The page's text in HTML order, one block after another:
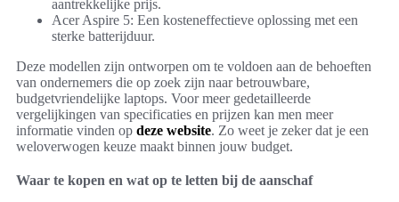
aantrekkelijke prijs.
Acer Aspire 5: Een kosteneffectieve oplossing met een
sterke batterijduur.
Deze modellen zijn ontworpen om te voldoen aan de behoeften
van ondernemers die op zoek zijn naar betrouwbare,
budgetvriendelijke laptops. Voor meer gedetailleerde
vergelijkingen van specificaties en prijzen kan men meer
informatie vinden op deze website. Zo weet je zeker dat je een
weloverwogen keuze maakt binnen jouw budget.
Waar te kopen en wat op te letten bij de aanschaf